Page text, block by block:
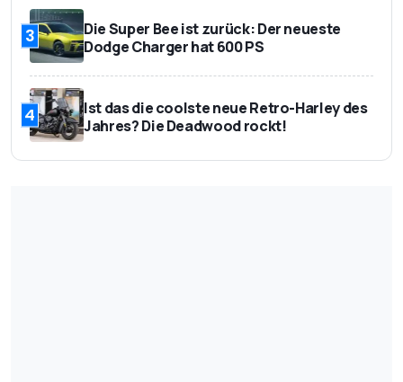
3
Die Super Bee ist zurück: Der neueste
Dodge Charger hat 600 PS
4
Ist das die coolste neue Retro-Harley des
Jahres? Die Deadwood rockt!